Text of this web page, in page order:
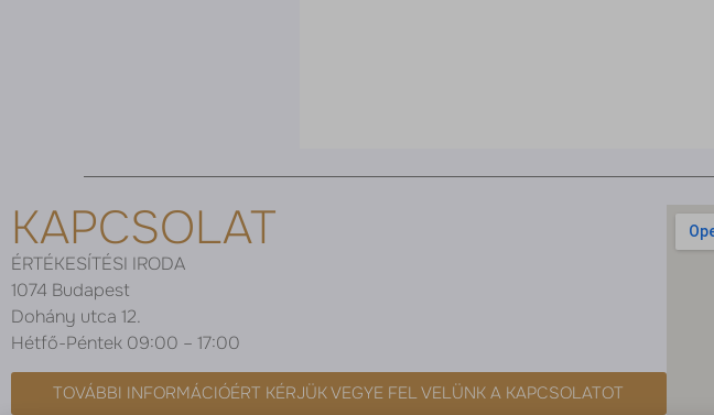
KAPCSOLAT
ÉRTÉKESÍTÉSI IRODA
1074 Budapest
Dohány utca 12.
Hétfő-Péntek 09:00 – 17:00
TOVÁBBI INFORMÁCIÓÉRT KÉRJÜK VEGYE FEL VELÜNK A KAPCSOLATOT